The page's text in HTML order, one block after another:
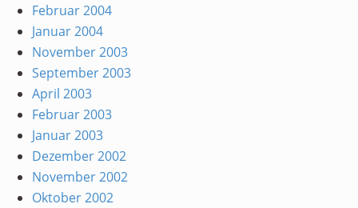
Februar 2004
Januar 2004
November 2003
September 2003
April 2003
Februar 2003
Januar 2003
Dezember 2002
November 2002
Oktober 2002